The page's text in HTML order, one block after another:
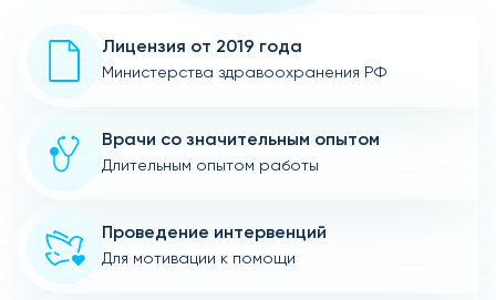
Лицензия от 2019 года
Министерства здравоохранения РФ
Врачи со значительным опытом
Длительным опытом работы
Проведение интервенций
Для мотивации к помощи